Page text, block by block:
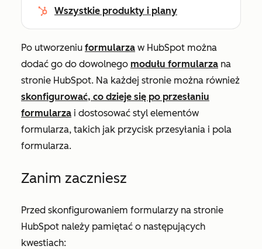
Wszystkie produkty i plany
Po utworzeniu formularza w HubSpot można
dodać go do dowolnego modułu formularza na
stronie HubSpot. Na każdej stronie można również
skonfigurować, co dzieje się po przesłaniu
formularza i dostosować styl elementów
formularza, takich jak przycisk przesyłania i pola
formularza.
Zanim zaczniesz
Przed skonfigurowaniem formularzy na stronie
HubSpot należy pamiętać o następujących
kwestiach: